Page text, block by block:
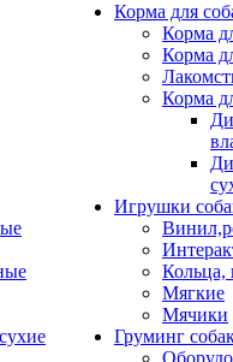
Корма для
Корма
Корма
Корма
Игрушки
Кольца,
Мягкие
Мячики
Груминг